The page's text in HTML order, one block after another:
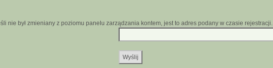
nie był zmieniany z poziomu panelu zarządzania kontem, jest to adres podany w czasie rejestracji.